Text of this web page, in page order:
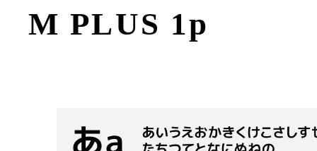
M PLUS 1p